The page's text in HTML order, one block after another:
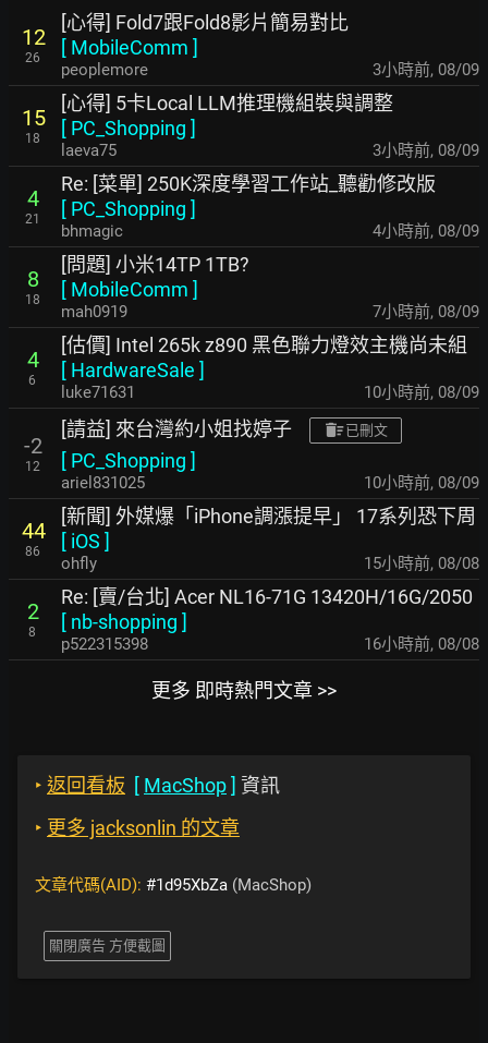
12
26
[心得] Fold7跟Fold8影片簡易對比
[ MobileComm ]
peoplemore 3小時前, 08/09
15
18
[心得] 5卡Local LLM推理機組裝與調整
[ PC_Shopping ]
laeva75 3小時前, 08/09
4
21
Re: [菜單] 250K深度學習工作站_聽勸修改版
[ PC_Shopping ]
bhmagic 4小時前, 08/09
8
18
[問題] 小米14TP 1TB?
[ MobileComm ]
mah0919 7小時前, 08/09
4
6
[估價] Intel 265k z890 黑色聯力燈效主機尚未組
[ HardwareSale ]
luke71631 10小時前, 08/09
-2
12
[請益] 來台灣約小姐找婷子 已刪文
[ PC_Shopping ]
ariel831025 10小時前, 08/09
44
86
[新聞] 外媒爆「iPhone調漲提早」 17系列恐下周
[ iOS ]
ohfly 15小時前, 08/08
2
8
Re: [賣/台北] Acer NL16-71G 13420H/16G/2050
[ nb-shopping ]
p522315398 16小時前, 08/08
更多 即時熱門文章 >>
‣ 返回看板 [ MacShop] 資訊
‣ 更多 jacksonlin 的文章
文章代碼(AID): #1d95XbZa (MacShop)
關閉廣告 方便截圖